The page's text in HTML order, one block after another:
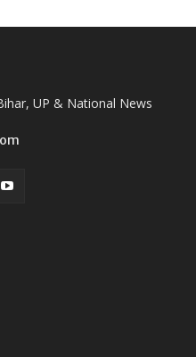
UP & National News